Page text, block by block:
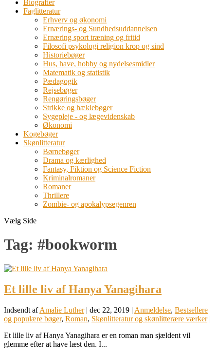
Biografier
Faglitteratur
Erhverv og økonomi
Ernærings- og Sundhedsuddannelsen
Ernæring sport træning og fritid
Filosofi psykologi religion krop og sind
Historiebøger
Hus, have, hobby og nydelsesmidler
Matematik og statistik
Pædagogik
Rejsebøger
Rengøringsbøger
Strikke og hæklebøger
Sygepleje - og lægevidenskab
Økonomi
Kogebøger
Skønlitteratur
Børnebøger
Drama og kærlighed
Fantasy, Fiktion og Science Fiction
Kriminalromaner
Romaner
Thrillere
Zombie- og apokalypsegenren
Vælg Side
Tag: #bookworm
Et lille liv af Hanya Yanagihara
Indsendt afAmalie Luther| dec 22, 2019 | Anmeldelse, Bestsellere
og populære bøger, Roman, Skønlitteratur og skønlitterære værker|
Et lille liv af Hanya Yanagihara er en roman man sjældent vil
glemme efter at have læst den. I...